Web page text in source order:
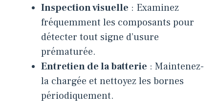
Inspection visuelle : Examinez
fréquemment les composants pour
détecter tout signe d’usure
prématurée.
Entretien de la batterie : Maintenez-
la chargée et nettoyez les bornes
périodiquement.